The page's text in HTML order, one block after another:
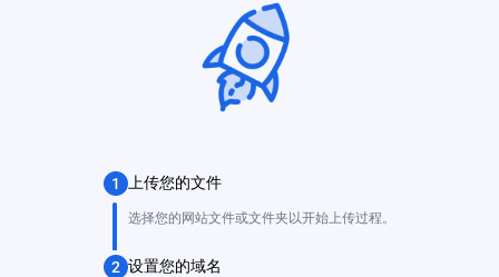
1 上传您的文件
选择您的网站文件或文件夹以开始上传过程。
2 设置您的域名